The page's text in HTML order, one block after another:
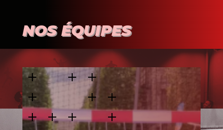
NOS ÉQUIPES